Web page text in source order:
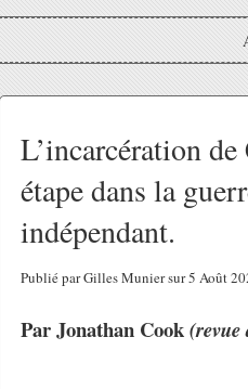
L’incarcération
étape dans la
indépendant.
Publié par Gilles Munier sur 5 Août
Par Jonathan Cook(revue